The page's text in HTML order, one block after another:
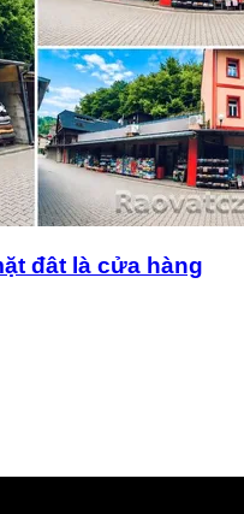
đât là cửa hàng